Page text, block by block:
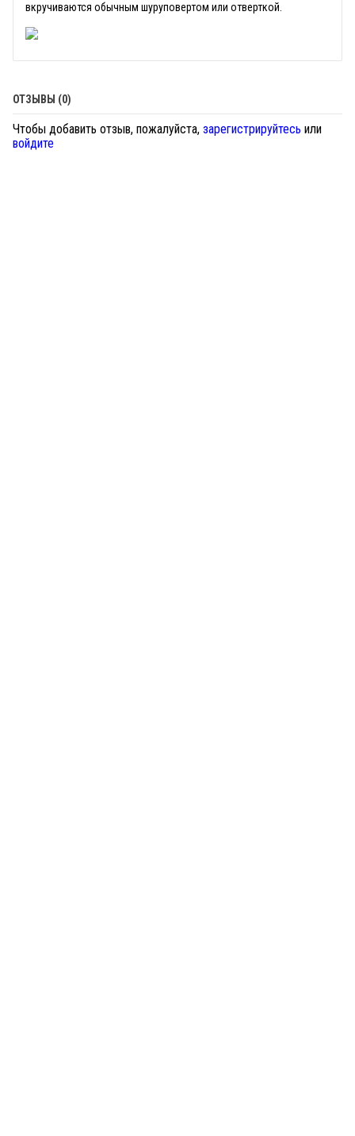
вкручиваются обычным шуруповертом или отверткой.
ОТЗЫВЫ (0)
Чтобы добавить отзыв, пожалуйста, зарегистрируйтесь или
войдите